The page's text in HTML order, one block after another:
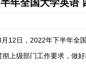
年全国大学英语
月 1 2日， 2022年下半年全
彻上级部门工作要求，做